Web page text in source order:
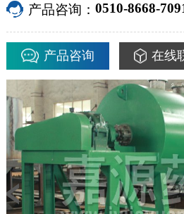
产品咨询： 0510-8668-
产品咨询 在线